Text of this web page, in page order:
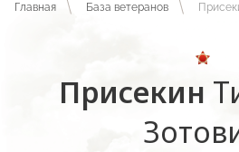
Главная База ветеранов
Присекин